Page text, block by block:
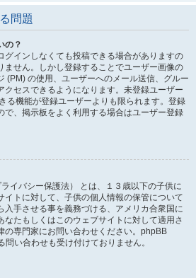
問題
の？
グインしなくても投稿できる場合がありますの
ません。しかし登録することでユーザー画像の
(PM) の使用、ユーザーへのメール送信、グルー
クセスできるようになります。未登録ユーザー
る機能が登録ユーザーよりも限られます。登録
で、掲示板をよく利用する場合はユーザー登録
イバシー保護法） とは、１３歳以下の子供に
イトに対して、子供の個人情報の保管について
入手させる事を義務づける、アメリカ合衆国に
なたもしくはこのウェブサイトに対して適用さ
の専門家にお問い合わせください。phpBB
い合わせも受け付けておりません。